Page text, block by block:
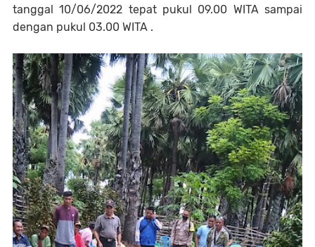
tanggal 10/06/2022 tepat pukul 09.00 WITA sampai
dengan pukul 03.00 WITA .